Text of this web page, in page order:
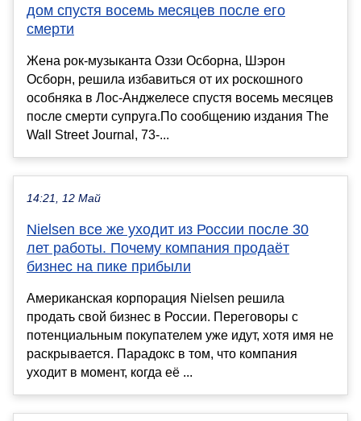
дом спустя восемь месяцев после его
смерти
Жена рок-музыканта Оззи Осборна, Шэрон
Осборн, решила избавиться от их роскошного
особняка в Лос-Анджелесе спустя восемь месяцев
после смерти супруга.По сообщению издания The
Wall Street Journal, 73-...
14:21, 12 Май
Nielsen все же уходит из России после 30
лет работы. Почему компания продаёт
бизнес на пике прибыли
Американская корпорация Nielsen решила
продать свой бизнес в России. Переговоры с
потенциальным покупателем уже идут, хотя имя не
раскрывается. Парадокс в том, что компания
уходит в момент, когда её ...